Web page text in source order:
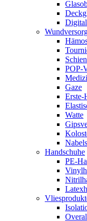
POP-
Gaze
Erste-
Watte
Handschuhe
PE-